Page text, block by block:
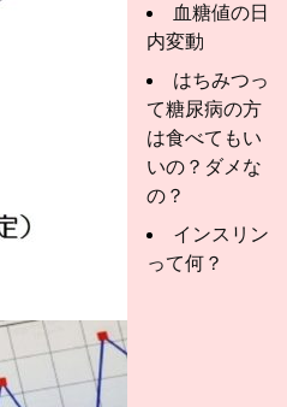
血糖値の日
内変動
はちみつっ
て糖尿病の方
は食べてもい
いの？ダメな
の？
インスリン
って何？